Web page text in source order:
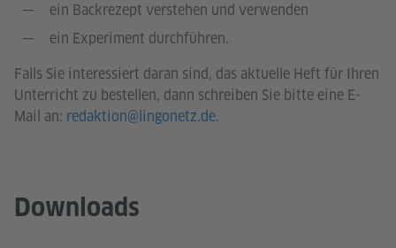
ein Backrezept verstehen und verwenden
ein Experiment durchführen.
Falls Sie interessiert daran sind, das aktuelle Heft für Ihren
Unterricht zu bestellen, dann schreiben Sie bitte eine E-
Mail an: redaktion@lingonetz.de.
Downloads